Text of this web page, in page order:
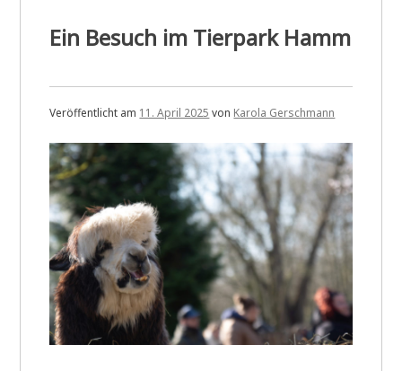
Ein Besuch im Tierpark Hamm
Veröffentlicht am 11. April 2025 von Karola Gerschmann